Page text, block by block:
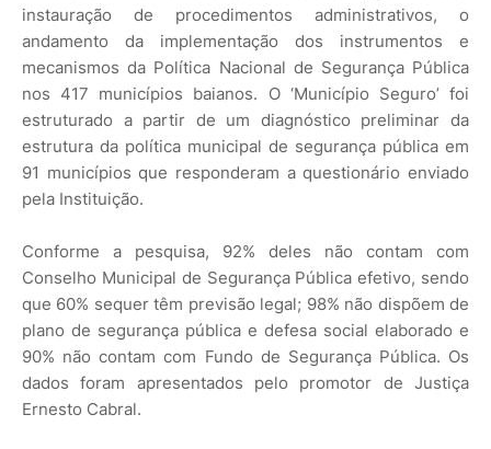
instauração de procedimentos administrativos, o
andamento da implementação dos instrumentos e
mecanismos da Política Nacional de Segurança Pública
nos 417 municípios baianos. O ‘Município Seguro’ foi
estruturado a partir de um diagnóstico preliminar da
estrutura da política municipal de segurança pública em
91 municípios que responderam a questionário enviado
pela Instituição.
Conforme a pesquisa, 92% deles não contam com
Conselho Municipal de Segurança Pública efetivo, sendo
que 60% sequer têm previsão legal; 98% não dispõem de
plano de segurança pública e defesa social elaborado e
90% não contam com Fundo de Segurança Pública. Os
dados foram apresentados pelo promotor de Justiça
Ernesto Cabral.